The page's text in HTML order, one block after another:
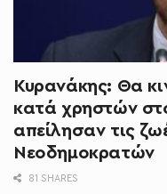
Κυρανάκης: Θα
κατά χρηστών
απείλησαν τις
Νεοδημοκρατών
81 SHARES